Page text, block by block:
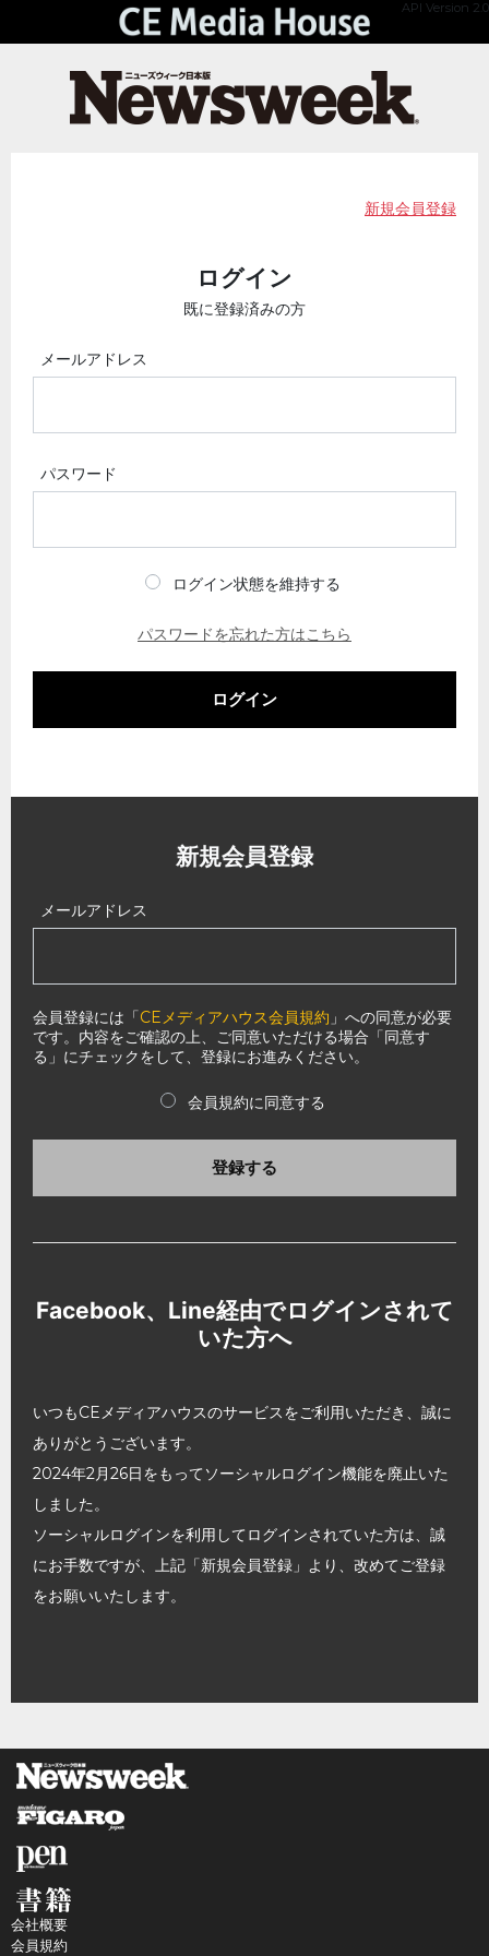
API Version 2.0
新規会員登録
ログイン
既に登録済みの方
メールアドレス
パスワード
ログイン状態を維持する
パスワードを忘れた方はこちら
ログイン
新規会員登録
メールアドレス
会員登録には「CEメディアハウス会員規約 」への同意が必要
です。内容をご確認の上、ご同意いただける場合「同意す
る」にチェックをして、登録にお進みください。
会員規約に同意する
登録する
Facebook、Line経由でログインされて
いた方へ
いつもCEメディアハウスのサービスをご利用いただき、誠に
ありがとうございます。
2024年2月26日をもってソーシャルログイン機能を廃止いた
しました。
ソーシャルログインを利用してログインされていた方は、誠
にお手数ですが、上記「新規会員登録」より、改めてご登録
をお願いいたします。
会社概要
会員規約